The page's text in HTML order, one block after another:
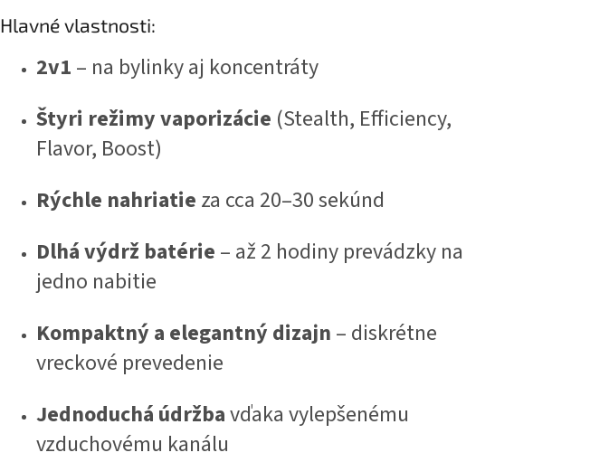
Hlavné vlastnosti:
2v1 – na bylinky aj koncentráty
Štyri režimy vaporizácie (Stealth, Efficiency,
Flavor, Boost)
Rýchle nahriatie za cca 20–30 sekúnd
Dlhá výdrž batérie – až 2 hodiny prevádzky na
jedno nabitie
Kompaktný a elegantný dizajn – diskrétne
vreckové prevedenie
Jednoduchá údržbavďaka vylepšenému
vzduchovému kanálu